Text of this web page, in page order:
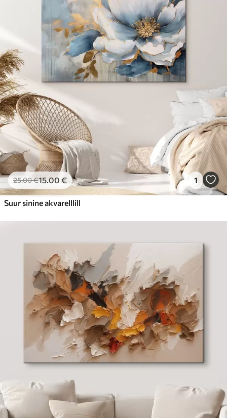
25.00€15.00 € 1
Suur sinine akvarelllill